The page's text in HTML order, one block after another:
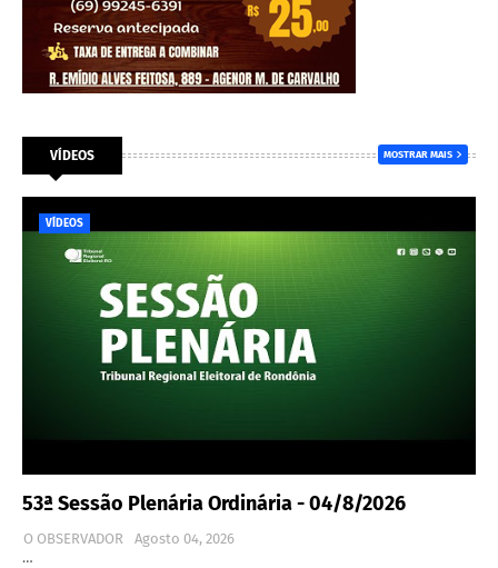
VÍDEOS MOSTRAR MAIS
VÍDEOS
53ª Sessão Plenária Ordinária - 04/8/2026
O OBSERVADOR
Agosto 04, 2026
…